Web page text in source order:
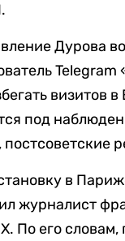
Дурова
визитов
под
в
журналист
По его